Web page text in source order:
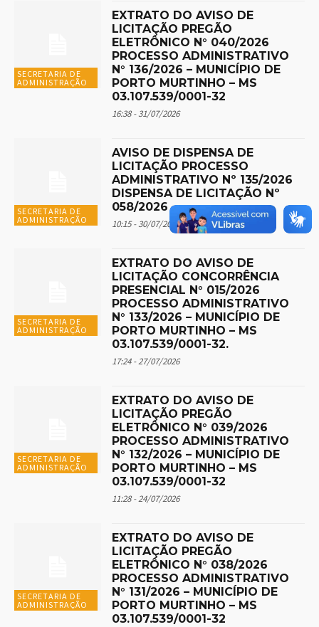
SECRETARIA DE
ADMINISTRAÇÃO
EXTRATO DO AVISO DE
LICITAÇÃO PREGÃO
ELETRÔNICO N° 040/2026
PROCESSO ADMINISTRATIVO
N° 136/2026 – MUNICÍPIO DE
PORTO MURTINHO – MS
03.107.539/0001-32
16:38 - 31/07/2026
SECRETARIA DE
ADMINISTRAÇÃO
AVISO DE DISPENSA DE
LICITAÇÃO PROCESSO
ADMINISTRATIVO Nº 135/2026
DISPENSA DE LICITAÇÃO Nº
058/2026
10:15 - 30/07/2026
SECRETARIA DE
ADMINISTRAÇÃO
EXTRATO DO AVISO DE
LICITAÇÃO CONCORRÊNCIA
PRESENCIAL N° 015/2026
PROCESSO ADMINISTRATIVO
N° 133/2026 – MUNICÍPIO DE
PORTO MURTINHO – MS
03.107.539/0001-32.
17:24 - 27/07/2026
SECRETARIA DE
ADMINISTRAÇÃO
EXTRATO DO AVISO DE
LICITAÇÃO PREGÃO
ELETRÔNICO N° 039/2026
PROCESSO ADMINISTRATIVO
N° 132/2026 – MUNICÍPIO DE
PORTO MURTINHO – MS
03.107.539/0001-32
11:28 - 24/07/2026
SECRETARIA DE
ADMINISTRAÇÃO
EXTRATO DO AVISO DE
LICITAÇÃO PREGÃO
ELETRÔNICO N° 038/2026
PROCESSO ADMINISTRATIVO
N° 131/2026 – MUNICÍPIO DE
PORTO MURTINHO – MS
03.107.539/0001-32